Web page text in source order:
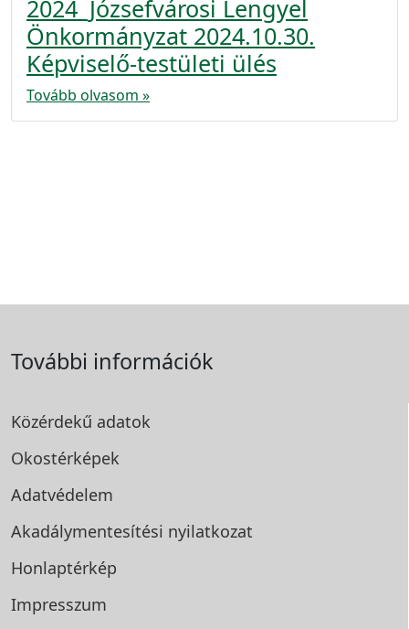
2024_Józsefvárosi Lengyel
Önkormányzat 2024.10.30.
Képviselő-testületi ülés
Tovább olvasom »
További információk
Közérdekű adatok
Okostérképek
Adatvédelem
Akadálymentesítési nyilatkozat
Honlaptérkép
Impresszum